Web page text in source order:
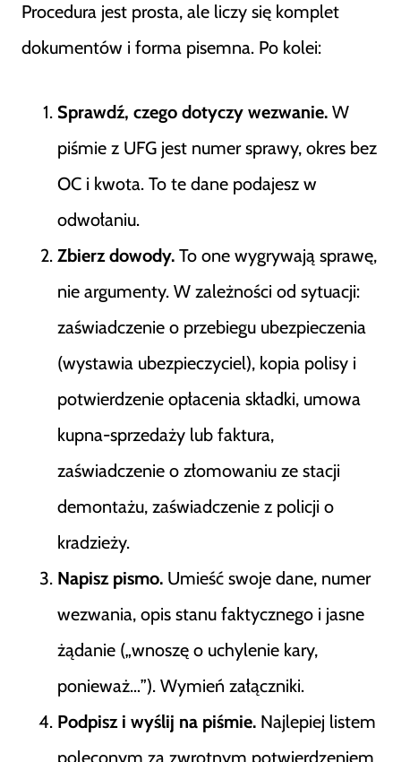
Procedura jest prosta, ale liczy się komplet
dokumentów i forma pisemna. Po kolei:
Sprawdź, czego dotyczy wezwanie. W
piśmie z UFG jest numer sprawy, okres bez
OC i kwota. To te dane podajesz w
odwołaniu.
Zbierz dowody. To one wygrywają sprawę,
nie argumenty. W zależności od sytuacji:
zaświadczenie o przebiegu ubezpieczenia
(wystawia ubezpieczyciel), kopia polisy i
potwierdzenie opłacenia składki, umowa
kupna-sprzedaży lub faktura,
zaświadczenie o złomowaniu ze stacji
demontażu, zaświadczenie z policji o
kradzieży.
Napisz pismo. Umieść swoje dane, numer
wezwania, opis stanu faktycznego i jasne
żądanie („wnoszę o uchylenie kary,
ponieważ…”). Wymień załączniki.
Podpisz i wyślij na piśmie. Najlepiej listem
poleconym za zwrotnym potwierdzeniem